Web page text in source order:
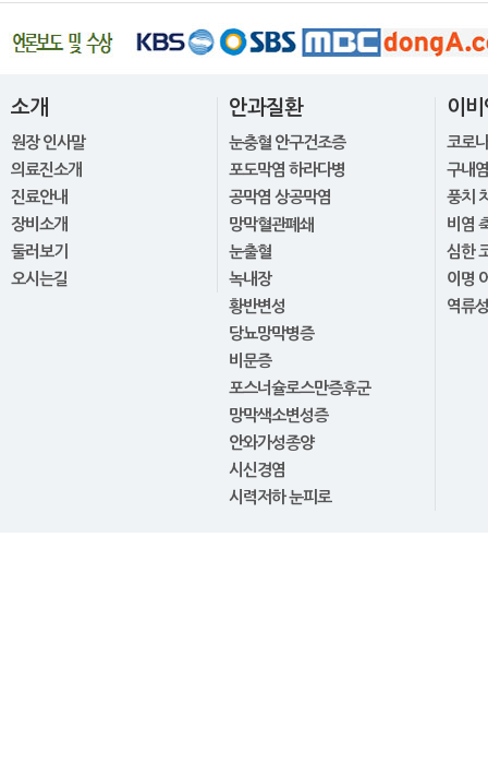
소개
원장 인사말
의료진소개
진료안내
장비소개
둘러보기
오시는길
안과질환
눈충혈 안구건조증
포도막염 하라다병
공막염 상공막염
망막혈관폐쇄
눈출혈
녹내장
황반변성
당뇨망막병증
비문증
포스너슐로스만증후군
망막색소변성증
안와가성종양
시신경염
시력저하 눈피로
이
코로
구내
풍치
비염
심한
이명
역류